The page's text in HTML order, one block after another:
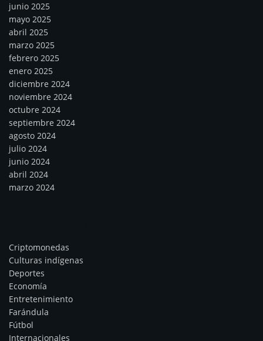
junio 2025
mayo 2025
abril 2025
marzo 2025
febrero 2025
enero 2025
diciembre 2024
noviembre 2024
octubre 2024
septiembre 2024
agosto 2024
julio 2024
junio 2024
abril 2024
marzo 2024
Criptomonedas
Culturas indígenas
Deportes
Economía
Entretenimiento
Farándula
Fútbol
Internacionales